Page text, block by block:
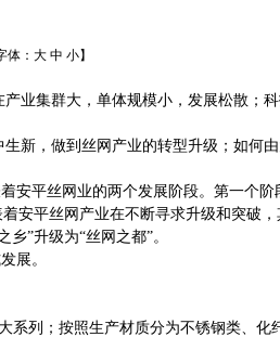
体： 大 中 小】
产业集群大，单体规模小，发展松散；
新，做到丝网产业的转型升级；如何
安平丝网业的两个发展阶段。第一个阶
安平丝网产业在不断寻求升级和突破，
”升级为“丝网之都”。
展。
系列；按照生产材质分为不锈钢类、化